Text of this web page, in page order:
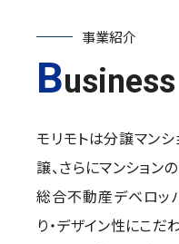
事業紹介
Business
モリモトは分譲マン
譲、さらにマンション
総合不動産デベロッ
り・デザイン性にこだ